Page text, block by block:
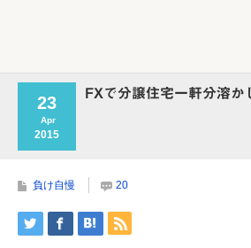
23
Apr
2015
FXで分譲住宅一軒分溶か
負け自慢 20